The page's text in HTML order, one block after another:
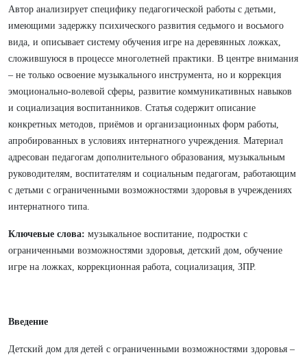
Автор анализирует специфику педагогической работы с детьми,
имеющими задержку психического развития седьмого и восьмого
вида, и описывает систему обучения игре на деревянных ложках,
сложившуюся в процессе многолетней практики. В центре внимания
– не только освоение музыкального инструмента, но и коррекция
эмоционально-волевой сферы, развитие коммуникативных навыков
и социализация воспитанников. Статья содержит описание
конкретных методов, приёмов и организационных форм работы,
апробированных в условиях интернатного учреждения. Материал
адресован педагогам дополнительного образования, музыкальным
руководителям, воспитателям и социальным педагогам, работающим
с детьми с ограниченными возможностями здоровья в учреждениях
интернатного типа.
Ключевые слова: музыкальное воспитание, подростки с
ограниченными возможностями здоровья, детский дом, обучение
игре на ложках, коррекционная работа, социализация, ЗПР.
Введение
Детский дом для детей с ограниченными возможностями здоровья –